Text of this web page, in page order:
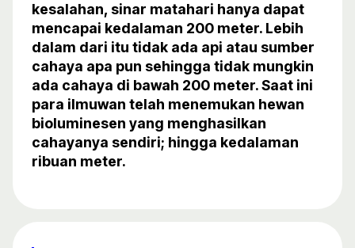
kesalahan, sinar matahari hanya dapat
mencapai kedalaman 200 meter. Lebih
dalam dari itu tidak ada api atau sumber
cahaya apa pun sehingga tidak mungkin
ada cahaya di bawah 200 meter. Saat ini
para ilmuwan telah menemukan hewan
bioluminesen yang menghasilkan
cahayanya sendiri; hingga kedalaman
ribuan meter.